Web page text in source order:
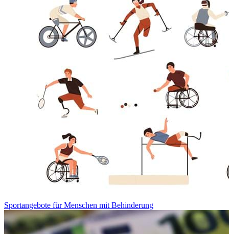
Sportangebote für Menschen mit Behinderung